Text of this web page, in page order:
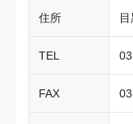
住所
TEL
FAX